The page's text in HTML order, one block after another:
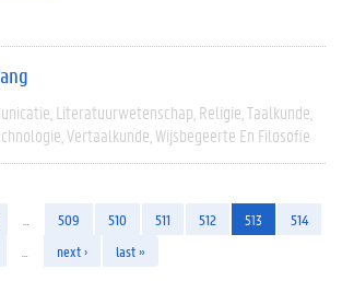
Literatuurwetenschap Religie Taalkunde
Vertaalkunde Wijsbegeerte En Filosofie
509 510 511 512 513
514
next › last »